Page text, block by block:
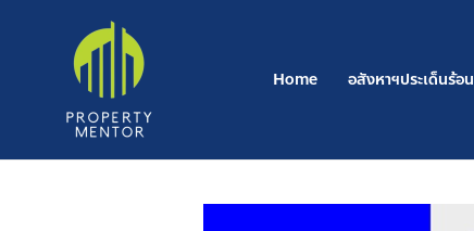
Home อสังหาฯประเด็นร้อน